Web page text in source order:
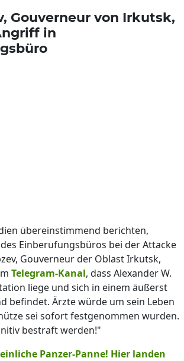
Gouverneur von Irkutsk,
in
übereinstimmend berichten,
Einberufungsbüros bei der Attacke
Gouverneur der Oblast Irkutsk,
Telegram-Kanal, dass Alexander W.
liege und sich in einem äußerst
befindet. Ärzte würde um sein Leben
sei sofort festgenommen wurden.
bestraft werden!"
Panzer-Panne! Hier landen